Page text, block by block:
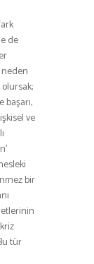
de
ve
bir
tür